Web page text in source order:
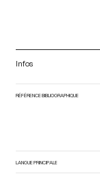
Infos
RÉFÉRENCE BIBLIOGRAPHIQUE
LANGUE PRINCIPALE